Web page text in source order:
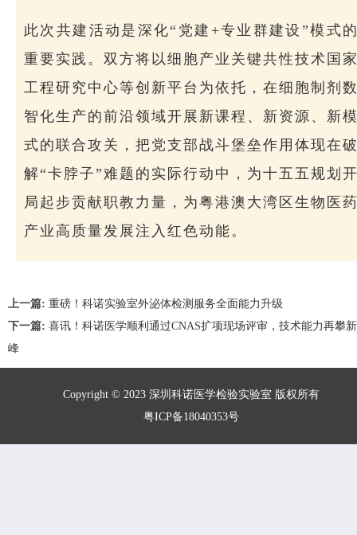
此次共建活动是深化“党建+专业群建设”模式
重要实践。双方将以细胞产业关键共性技术国
工程研究中心等创新平台为依托，在细胞制剂
智化生产的前沿领域开展新课程、新资源、新
式的联合攻关，把党支部战斗堡垒作用体现在
解“卡脖子”难题的实际行动中，为十五五规划
局起步贡献职教力量，为粤港澳大湾区生物医
产业高质量发展注入红色动能。
上一篇: 重磅！科诺实验室外泌体检测服务全面能力升级
下一篇: 喜讯！科诺医学顺利通过CNAS扩项现场评审，技术能力再攀
峰
Copyright © 2023 深圳科诺医学检验实验室 版权所有
粤ICP备18040353号